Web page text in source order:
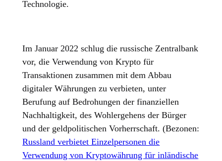
Technologie.
Im Januar 2022 schlug die russische Zentralbank
vor, die Verwendung von Krypto für
Transaktionen zusammen mit dem Abbau
digitaler Währungen zu verbieten, unter
Berufung auf Bedrohungen der finanziellen
Nachhaltigkeit, des Wohlergehens der Bürger
und der geldpolitischen Vorherrschaft. (Bezonen:
Russland verbietet Einzelpersonen die
Verwendung von Kryptowährung für inländische